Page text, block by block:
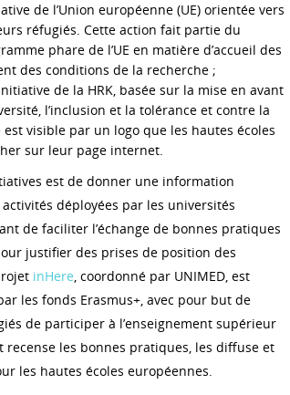
de l’Union européenne (UE) orientée vers
réfugiés. Cette action fait partie du
phare de l’UE en matière d’accueil des
des conditions de la recherche ;
de la HRK, basée sur la mise en avant
l’inclusion et la tolérance et contre la
visible par un logo que les hautes écoles
sur leur page internet.
est de donner une information
déployées par les universités
de faciliter l’échange de bonnes pratiques
justifier des prises de position des
inHere, coordonné par UNIMED, est
les fonds Erasmus+, avec pour but de
de participer à l’enseignement supérieur
recense les bonnes pratiques, les diffuse et
les hautes écoles européennes.